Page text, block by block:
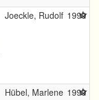
Joeckle, Rudolf 1999
Hübel, Marlene 1999